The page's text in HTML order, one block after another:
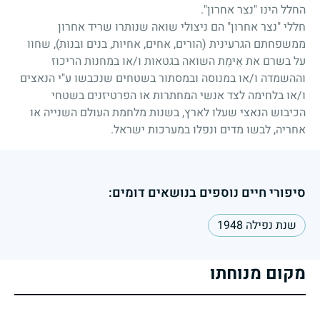
החלל הינו "נצר אחרון".
חללי "נצר אחרון" הם ניצולי שואה שנותרו שריד אחרון
ממשפחתם הגרעינית (הורים, אחים, אחיות, בנים ובנות), שחוו
על בשרם את אֵימַת השואה בגטאות ו/או במחנות הריכוז
וההשמדה ו/או במנוסה ובמסתור בשטחים שנכבשו ע"י הנאצים
ו/או בלחימה לצד אנשי המחתרות או הפרטיזנים בשטחי
הכיבוש הנאצי שעלו לארץ, בשנות מלחמת העולם השנייה או
אחריה, לבשו מדים ונפלו במערכות ישראל.
סיפורי חיים נוספים בנושאים דומים:
שנת נפילה 1948
מקום מנוחתו